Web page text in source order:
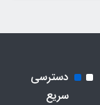
دسترسی
سریع